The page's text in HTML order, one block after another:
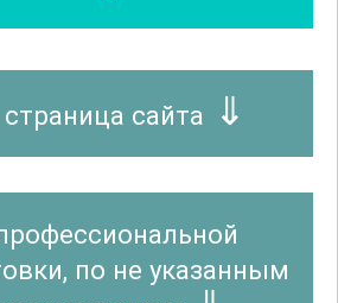
страница сайта
по не указанным